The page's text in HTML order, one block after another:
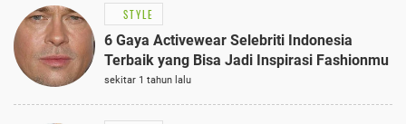
STYLE
6 Gaya Activewear Selebriti Indonesia
Terbaik yang Bisa Jadi Inspirasi Fashionmu
sekitar 1 tahun lalu